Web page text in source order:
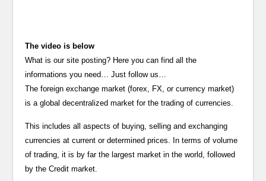
The video is below
What is our site posting? Here you can find all the
informations you need… Just follow us…
The foreign exchange market (forex, FX, or currency market)
is a global decentralized market for the trading of currencies.
This includes all aspects of buying, selling and exchanging
currencies at current or determined prices. In terms of volume
of trading, it is by far the largest market in the world, followed
by the Credit market.